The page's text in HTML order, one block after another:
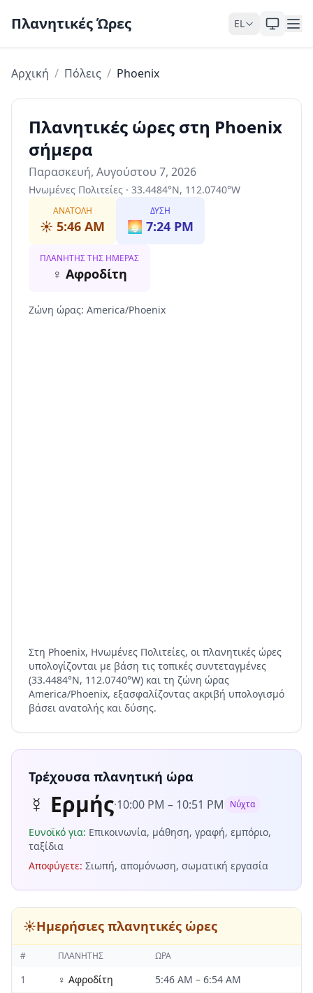
Πλανητικές Ώρες EL
Αρχική / Πόλεις / Phoenix
Πλανητικές ώρες στη Phoenix
σήμερα
Παρασκευή, Αυγούστου 7, 2026
Ηνωμένες Πολιτείες · 33.4484°N, 112.0740°W
ΑΝΑΤΟΛΉ
☀️ 5:46 AM
ΔΎΣΗ
🌅 7:24 PM
ΠΛΑΝΉΤΗΣ ΤΗΣ ΗΜΈΡΑΣ
♀ Αφροδίτη
Ζώνη ώρας: America/Phoenix
Στη Phoenix, Ηνωμένες Πολιτείες, οι πλανητικές ώρες
υπολογίζονται με βάση τις τοπικές συντεταγμένες
(33.4484°N, 112.0740°W) και τη ζώνη ώρας
America/Phoenix, εξασφαλίζοντας ακριβή υπολογισμό
βάσει ανατολής και δύσης.
Τρέχουσα πλανητική ώρα
☿ Ερμής·10:00 PM – 10:51 PM Νύχτα
Ευνοϊκό για: Επικοινωνία, μάθηση, γραφή, εμπόριο,
ταξίδια
Αποφύγετε: Σιωπή, απομόνωση, σωματική εργασία
☀️Ημερήσιες πλανητικές ώρες
# ΠΛΑΝΉΤΗΣ ΏΡΑ
1 ♀ Αφροδίτη 5:46 AM – 6:54 AM